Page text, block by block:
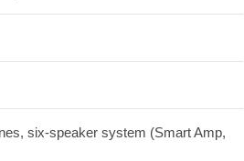
six-speaker system (Smart Amp,